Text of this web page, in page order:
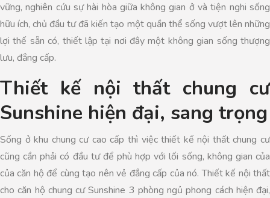
vững, nghiên cứu sự hài hòa giữa không gian ở và tiện nghi sống
hữu ích, chủ đầu tư đã kiến tạo một quần thể sống vượt lên những
lợi thế sẵn có, thiết lập tại nơi đây một không gian sống thượng
lưu, đẳng cấp.
Thiết kế nội thất chung cư
Sunshine hiện đại, sang trọng
Sống ở khu chung cư cao cấp thì việc thiết kế nội thất chung cư
cũng cần phải có đầu tư để phù hợp với lối sống, không gian của
của căn hộ để cùng tạo nên vẻ đẳng cấp của nó. Thiết kế nội thất
cho căn hộ chung cư Sunshine 3 phòng ngủ phong cách hiện đại,